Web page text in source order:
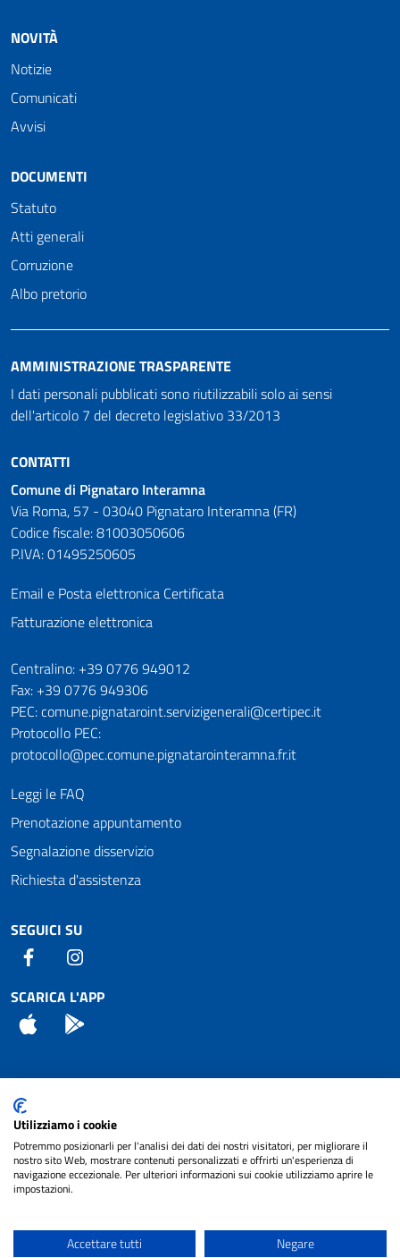
NOVITÀ
Notizie
Comunicati
Avvisi
DOCUMENTI
Statuto
Atti generali
Corruzione
Albo pretorio
AMMINISTRAZIONE TRASPARENTE
I dati personali pubblicati sono riutilizzabili solo ai sensi
dell'articolo 7 del decreto legislativo 33/2013
CONTATTI
Comune di Pignataro Interamna
Via Roma, 57 - 03040 Pignataro Interamna (FR)
Codice fiscale: 81003050606
P.IVA: 01495250605
Email e Posta elettronica Certificata
Fatturazione elettronica
Numeri utili
Centralino: +39 0776 949012
Fax: +39 0776 949306
PEC: comune.pignataroint.servizigenerali@certipec.it
Protocollo PEC:
protocollo@pec.comune.pignatarointeramna.fr.it
Leggi le FAQ
Prenotazione appuntamento
Segnalazione disservizio
Richiesta d'assistenza
SEGUICI SU
Facebook
SCARICA L'APP
App Store
Attuazione Misure PNRR
Piano di miglioramento del sito
Note legali
cura diNET SMART
Utilizziamo i cookie
Potremmo posizionarli per l'analisi dei dati dei nostri visitatori, per migliorare il
nostro sito Web, mostrare contenuti personalizzati e offrirti un'esperienza di
navigazione eccezionale. Per ulteriori informazioni sui cookie utilizziamo aprire le
impostazioni.
Accettare tutti Negare